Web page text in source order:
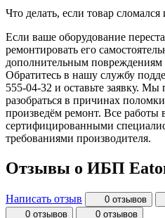
Что делать, если товар сломался
Если ваше оборудование
ремонтировать его
дополнительным повреждениям
Обратитесь в нашу службу
555-04-32 и оставьте заявку.
разобраться в причинах
произведём ремонт. Все работы
сертифицированными
требованиями производителя.
Отзывы о ИБП
Написать отзыв 0 отзывов
0 отзывов
0 отзывов